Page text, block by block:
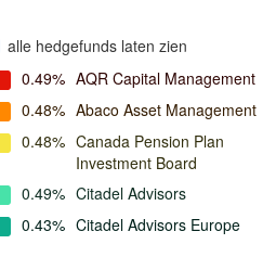
alle hedgefunds laten zien
0.49% AQR Capital Management
0.48% Abaco Asset Management
0.48% Canada Pension Plan
Investment Board
0.49% Citadel Advisors
0.43% Citadel Advisors Europe